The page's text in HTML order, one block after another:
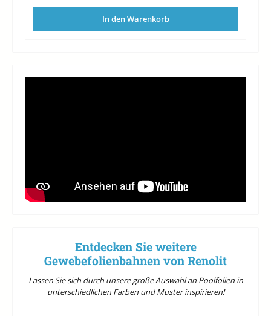
In den Warenkorb
Entdecken Sie weitere
Gewebefolienbahnen von Renolit
Lassen Sie sich durch unsere große Auswahl an Poolfolien in
unterschiedlichen Farben und Muster inspirieren!